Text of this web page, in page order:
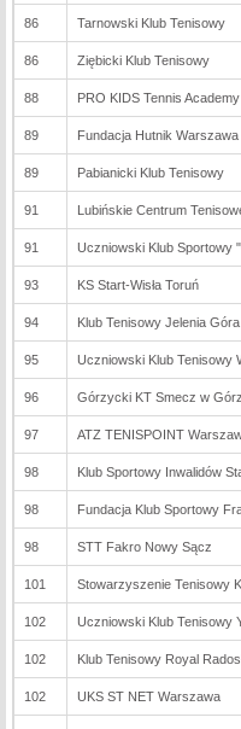
86 Tarnowski Klub Tenisowy
86 Ziębicki Klub Tenisowy
88 PRO KIDS Tennis
89 Fundacja Hutnik Warszawa
89 Pabianicki Klub Tenisowy
91 Lubińskie Centrum
91 Uczniowski Klub Sportowy
93 KS Start-Wisła Toruń
94 Klub Tenisowy Jelenia Góra
95 Uczniowski Klub Tenisowy
96 Górzycki KT Smecz w
97 ATZ TENISPOINT
98 Klub Sportowy Inwalidów
98 Fundacja Klub Sportowy
98 STT Fakro Nowy Sącz
101 Stowarzyszenie Tenisowy
102 Uczniowski Klub Tenisowy
102 Klub Tenisowy Royal
102 UKS ST NET Warszawa